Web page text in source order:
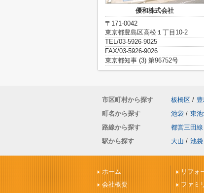
優和株式会社
〒171-0042
東京都豊島区高松１丁目10-2
TEL/03-5926-9025
FAX/03-5926-9026
東京都知事 (3) 第96752号
市区町村から探す 板橋区 /
町名から探す
池袋 / 東
路線から探す
都営三田線
駅から探す
大山 / 池袋
ホーム
会社概要
リフォ
ファミ